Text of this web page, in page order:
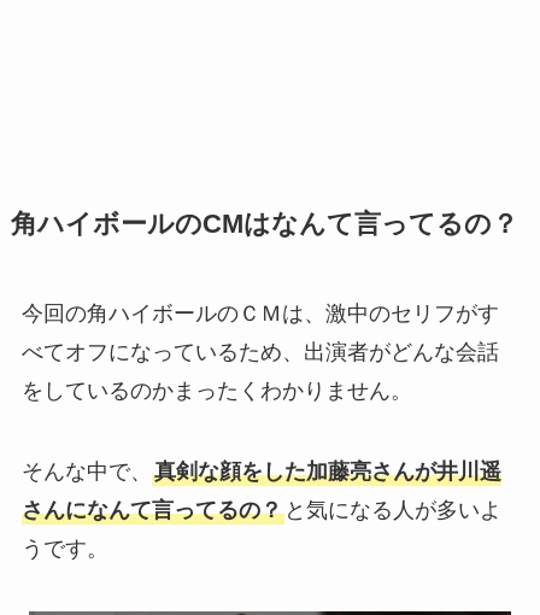
角ハイボールのCMはなんて言ってるの？
今回の角ハイボールのＣＭは、激中のセリフがす
べてオフになっているため、出演者がどんな会話
をしているのかまったくわかりません。
そんな中で、 真剣な顔をした加藤亮さんが井川遥
さんになんて言ってるの？と気になる人が多いよ
うです。